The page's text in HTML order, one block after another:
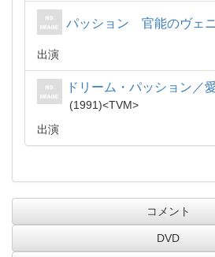
パッション 官能のヴェ
出演
ドリーム・パッション／
1991
TVM
出演
コメント
DVD